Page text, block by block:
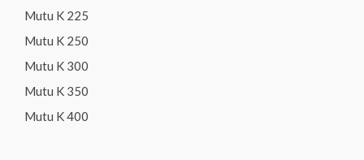
Mutu K 225
Mutu K 250
Mutu K 300
Mutu K 350
Mutu K 400